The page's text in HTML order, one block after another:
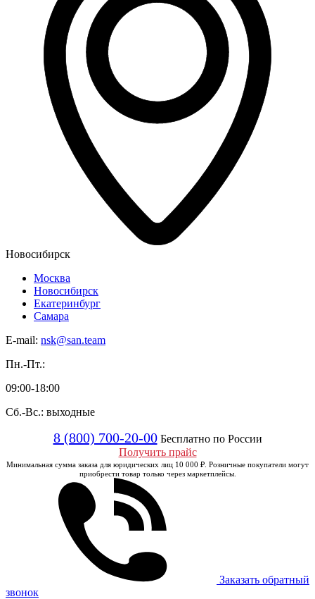
Новосибирск
Москва
Новосибирск
Екатеринбург
Самара
E-mail: nsk@san.team
Пн.-Пт.:
09:00-18:00
Сб.-Вс.: выходные
8 (800) 700-20-00 Бесплатно по России
Получить прайс
Минимальная сумма заказа для юридических лиц 10 000 ₽. Розничные покупатели могут
приобрести товар только через маркетплейсы.
Заказать обратный
звонок